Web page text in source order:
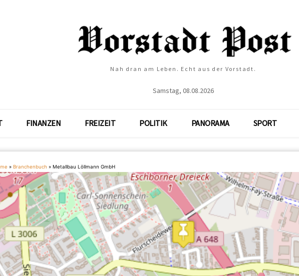
Nah dran am Leben. Echt aus der Vorstadt.
Samstag, 08.08.2026
FINANZEN FREIZEIT POLITIK PANORAMA SPORT
» Branchenbuch » Metallbau Löllmann GmbH